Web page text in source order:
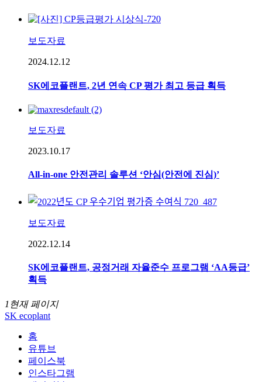
보도자료
2024.12.12
SK에코플랜트, 2년 연속 CP 평가 최고 등급 획득
보도자료
2023.10.17
All-in-one 안전관리 솔루션 ‘안심(안전에 진심)’
보도자료
2022.12.14
SK에코플랜트, 공정거래 자율준수 프로그램 ‘AA등급’
획득
1 현재 페이지
SK ecoplant
홈
유튜브
페이스북
인스타그램